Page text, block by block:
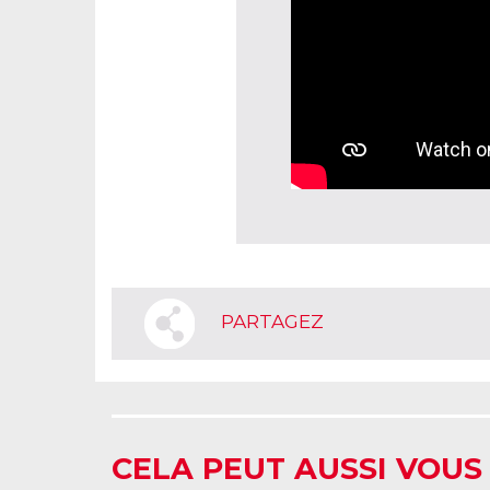
PARTAGEZ
CELA PEUT AUSSI VOUS